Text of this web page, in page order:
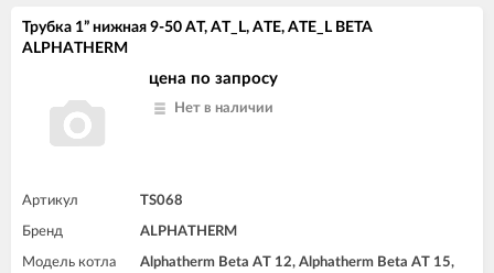
Трубка 1” нижная 9-50 AT, AT_L, ATE, ATE_L BETA
ALPHATHERM
цена по запросу
Нет в наличии
Артикул TS068
Бренд ALPHATHERM
Модель котла
Alphatherm Beta AT 12, Alphatherm Beta AT 15,